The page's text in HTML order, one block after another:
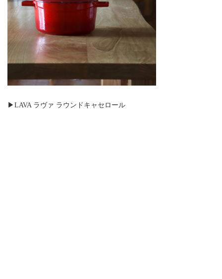
▶︎LAVA ラヴァ ラウンドキャセロール